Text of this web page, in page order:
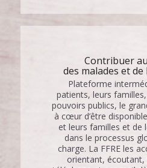
Contribuer
des malades et
Plateforme
patients, leurs
pouvoirs publics, le
à cœur d’être
et leurs familles et de
dans le processus
charge. La FFRE les
orientant,